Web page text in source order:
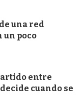
una red
un poco
entre
cuando se